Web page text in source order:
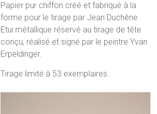
Papier pur chiffon créé et fabriqué à la
forme pour le tirage par Jean Duchêne.
Etui métallique réservé au tirage de tête
conçu, réalisé et signé par le peintre Yvan
Erpeldinger.
Tirage limité à 53 exemplaires.